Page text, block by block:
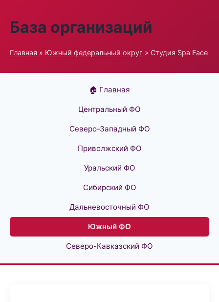
База организаций
Главная » Южный федеральный округ » Студия Spa Face
🏠 Главная
Центральный ФО
Северо-Западный ФО
Приволжский ФО
Уральский ФО
Сибирский ФО
Дальневосточный ФО
Южный ФО
Северо-Кавказский ФО